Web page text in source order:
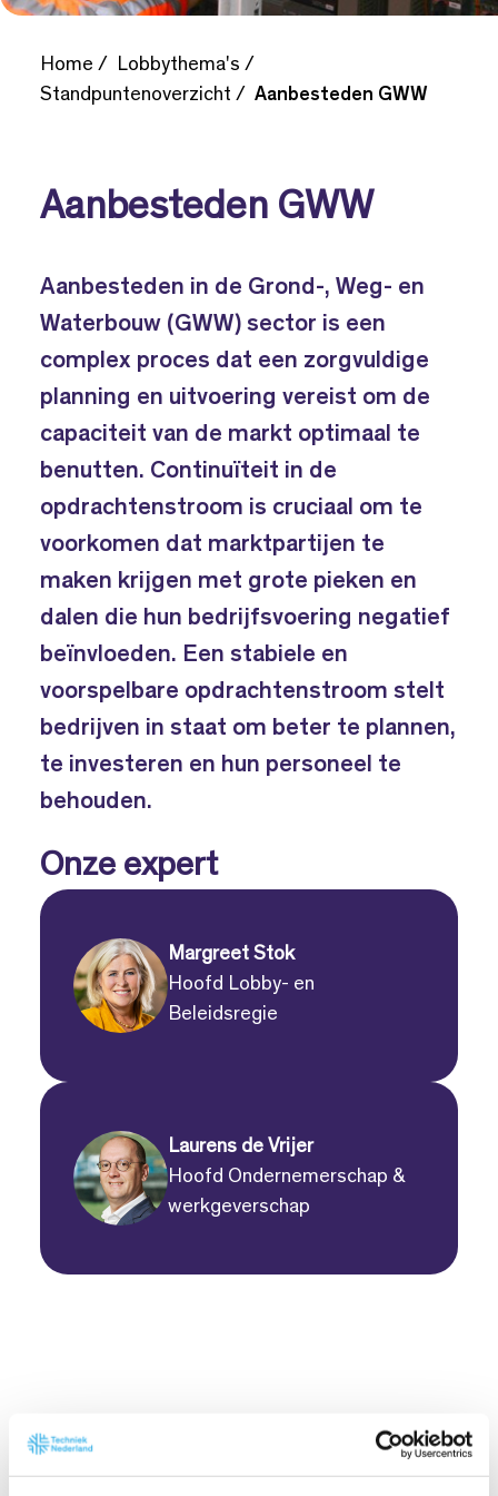
Home
Lobbythema's
Standpuntenoverzicht
Aanbesteden GWW
Aanbesteden GWW
Aanbesteden in de Grond-, Weg- en
Waterbouw (GWW) sector is een
complex proces dat een zorgvuldige
planning en uitvoering vereist om de
capaciteit van de markt optimaal te
benutten. Continuïteit in de
opdrachtenstroom is cruciaal om te
voorkomen dat marktpartijen te
maken krijgen met grote pieken en
dalen die hun bedrijfsvoering negatief
beïnvloeden. Een stabiele en
voorspelbare opdrachtenstroom stelt
bedrijven in staat om beter te plannen,
te investeren en hun personeel te
behouden.
Onze expert
Margreet Stok
Hoofd Lobby- en
Beleidsregie
Laurens de Vrijer
Hoofd Ondernemerschap &
werkgeverschap
Continuïteit aanbestedingen